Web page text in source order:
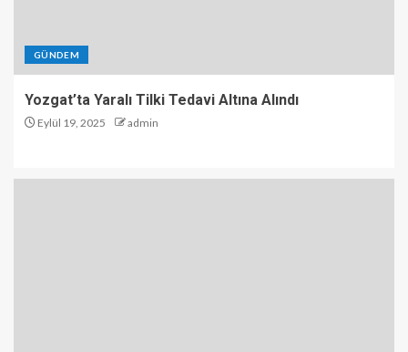
GÜNDEM
Yozgat’ta Yaralı Tilki Tedavi Altına Alındı
Eylül 19, 2025 admin